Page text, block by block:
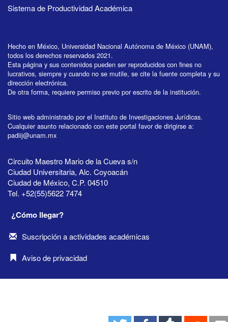
Sistema de Productividad Académica
Hecho en México, Universidad Nacional Autónoma de México (UNAM),
todos los derechos reservados 2021.
Esta página y sus contenidos pueden ser reproducidos con fines no
lucrativos, siempre y cuando no se mutile, se cite la fuente completa y su
dirección electrónica.
De otra forma, requiere permiso previo por escrito de la institución.
Sitio web administrado por el Instituto de Investigaciones Jurídicas.
Cualquier asunto relacionado con este portal favor de dirigirse a:
padiij@unam.mx
Circuito Maestro Mario de la Cueva s/n
Ciudad Universitaria, Alc. Coyoacán
Ciudad de México, C.P. 04510
Tel. +52(55)5622 7474
¿Cómo llegar?
Suscripción a actividades académicas
Aviso de privacidad